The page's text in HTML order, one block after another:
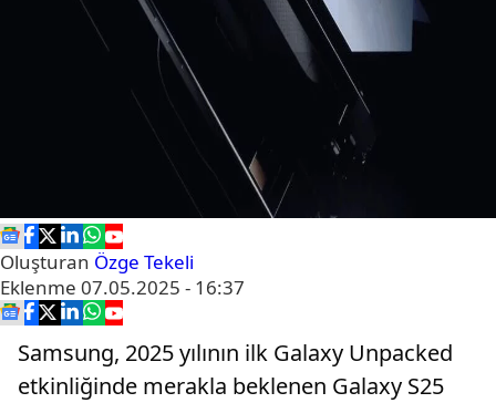
Oluşturan Özge Tekeli
Eklenme 07.05.2025 - 16:37
Samsung, 2025 yılının ilk Galaxy Unpacked
etkinliğinde merakla beklenen Galaxy S25